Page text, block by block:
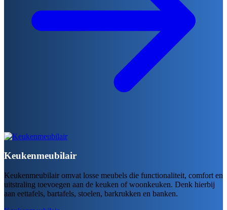
Keukenmeubilair
Keukenmeubilair omvat losse meubels die functionaliteit, comfort en
uitstraling toevoegen aan de keuken of woonkeuken. Denk hierbij
aan eettafels, bartafels, stoelen, barkrukken en banken.